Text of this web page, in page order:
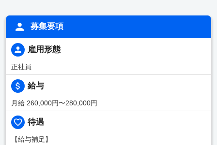
募集要項
雇用形態
正社員
給与
月給 260,000円〜280,000円
待遇
【給与補足】